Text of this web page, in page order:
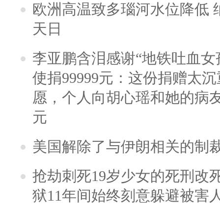
欧洲高温致多瑙河水位降低
天日
李亚鹏含泪感谢“地铁吐血
使捐99999元：这份捐赠太
愿，个人向胡心瑶和她的病
元
美国解除了与伊朗相关的制
抢劫刺死19岁少女的死刑改
狱11年间始终刻意躲避被害